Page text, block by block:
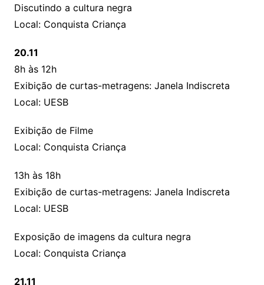
Discutindo a cultura negra
Local: Conquista Criança
20.11
8h às 12h
Exibição de curtas-metragens: Janela Indiscreta
Local: UESB
Exibição de Filme
Local: Conquista Criança
13h às 18h
Exibição de curtas-metragens: Janela Indiscreta
Local: UESB
Exposição de imagens da cultura negra
Local: Conquista Criança
21.11